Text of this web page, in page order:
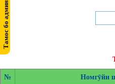
№ Номгӯйи